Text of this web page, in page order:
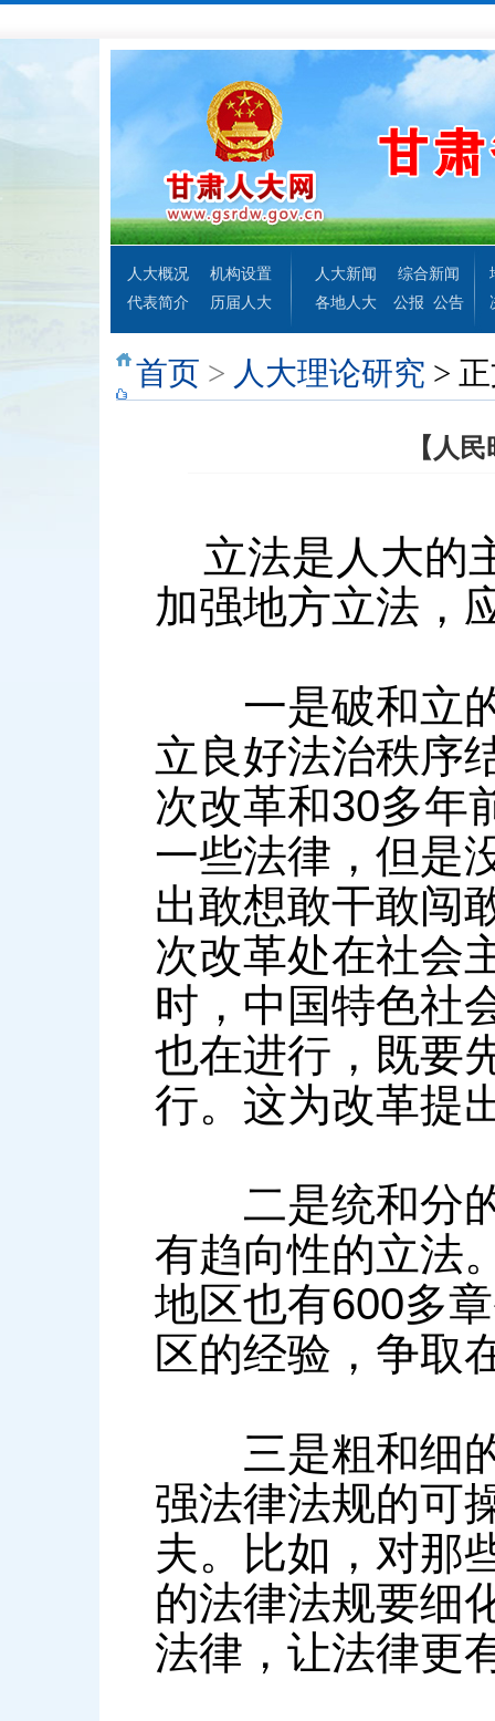
人大概况
机构设置
代表简介
历届人大
人大新闻
综合新闻
各地人大
公报 公告
首页 > 人大理论研究 >
【人
立法是人大的
加强地方立法，
一是破和立的
立良好法治秩序
次改革和30多年
一些法律，但是
出敢想敢干敢闯
次改革处在社会
时，中国特色社
也在进行，既要
行。这为改革提
二是统和分的
有趋向性的立法
地区也有600多
区的经验，争取
三是粗和细的
强法律法规的可
夫。比如，对那
的法律法规要细
法律，让法律更